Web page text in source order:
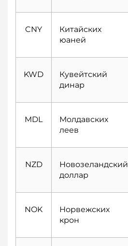
CNY
Китайских
юаней
KWD
Кувейтский
динар
MDL
Молдавских
леев
NZD
Новозеландский
доллар
NOK
Норвежских
крон